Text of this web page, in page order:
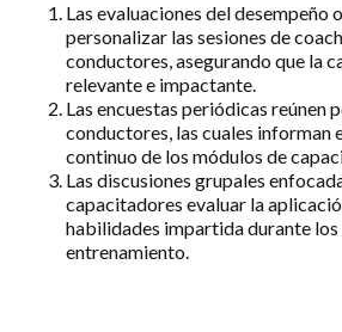
Las evaluaciones del desempeño
personalizar las sesiones de
conductores, asegurando que la
relevante e impactante.
Las encuestas periódicas reúnen
conductores, las cuales informan
continuo de los módulos de
Las discusiones grupales
capacitadores evaluar la
habilidades impartida durante
entrenamiento.